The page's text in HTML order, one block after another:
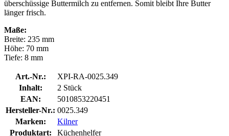
überschüssige Buttermilch zu entfernen. Somit bleibt Ihre Butter
länger frisch.
Maße:
Breite: 235 mm
Höhe: 70 mm
Tiefe: 8 mm
Art.-Nr.:
XPI-RA-0025.349
Inhalt:
2 Stück
EAN:
5010853220451
Hersteller-Nr.: 0025.349
Marken:
Kilner
Produktart:
Küchenhelfer